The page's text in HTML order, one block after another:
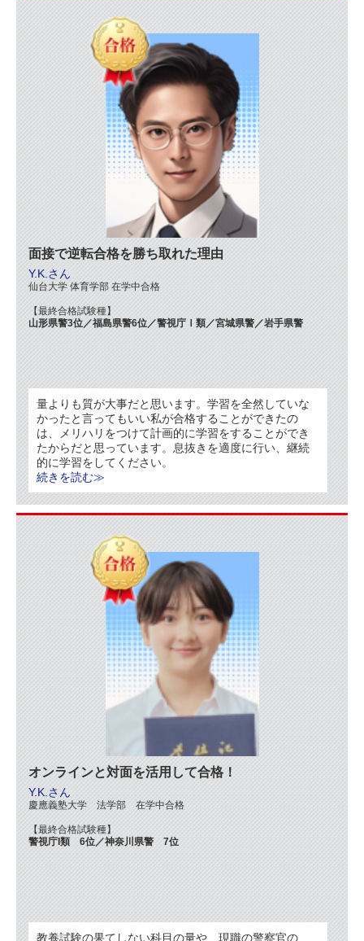
面接で逆転合格を勝ち取れた理由
Y.K.さん
仙台大学 体育学部 在学中合格
【最終合格試験種】
山形県警3位／福島県警6位／警視庁Ⅰ類／宮城県警／岩手県警
量よりも質が大事だと思います。学習を全然していな
かったと言ってもいい私が合格することができたの
は、メリハリをつけて計画的に学習をすることができ
たからだと思っています。息抜きを適度に行い、継続
的に学習をして ください。
続きを読む≫
オンラインと対面を活用して合格！
Y.K.さん
慶應義塾大学 法学部 在学中合格
【最終合格試験種】
警視庁I類 6位／神奈川県警 7位
教養試験の果てしない科目の量や、現職の警察官の